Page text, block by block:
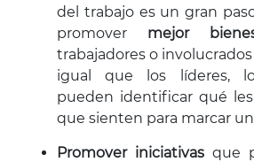
del trabajo es un gran
promover mejor
trabajadores o involucrados
igual que los líderes,
pueden identificar qué
que sienten para marcar
Promover iniciativas que